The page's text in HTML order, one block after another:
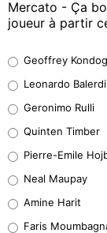
Mercato - Ça
joueur à partir
38%
32%
5%
1%
Geoffrey
Leonardo Balerdi
Geronimo Rulli
Quinten Timber
Pierre-Emile
Neal Maupay
Amine Harit
Faris